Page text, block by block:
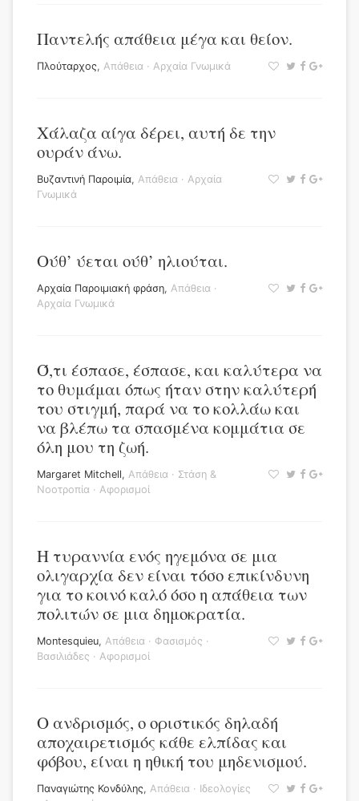
Παντελής απάθεια μέγα και θείον.
Πλούταρχος, Απάθεια · Αρχαία Γνωμικά
Χάλαζα αίγα δέρει, αυτή δε την
ουράν άνω.
Βυζαντινή Παροιμία, Απάθεια · Αρχαία
Γνωμικά
Ούθ’ ύεται ούθ’ ηλιούται.
Αρχαία Παροιμιακή φράση, Απάθεια ·
Αρχαία Γνωμικά
Ό,τι έσπασε, έσπασε, και καλύτερα να
το θυμάμαι όπως ήταν στην καλύτερή
του στιγμή, παρά να το κολλάω και
να βλέπω τα σπασμένα κομμάτια σε
όλη μου τη ζωή.
Margaret Mitchell, Απάθεια · Στάση &
Νοοτροπία · Αφορισμοί
Η τυραννία ενός ηγεμόνα σε μια
ολιγαρχία δεν είναι τόσο επικίνδυνη
για το κοινό καλό όσο η απάθεια των
πολιτών σε μια δημοκρατία.
Montesquieu, Απάθεια · Φασισμός ·
Βασιλιάδες · Αφορισμοί
Ο ανδρισμός, ο οριστικός δηλαδή
αποχαιρετισμός κάθε ελπίδας και
φόβου, είναι η ηθική του μηδενισμού.
Παναγιώτης Κονδύλης, Απάθεια · Ιδεολογίες